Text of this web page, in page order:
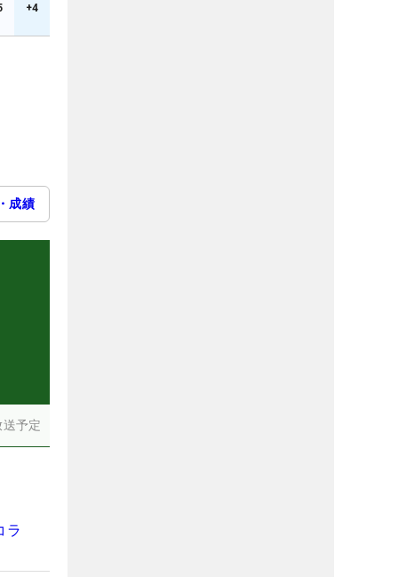
+4
成績
予定
ラ